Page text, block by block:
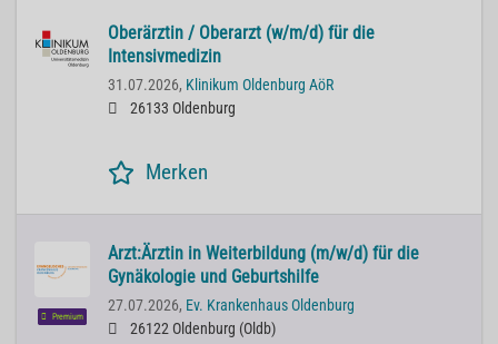
Oberärztin / Oberarzt (w/m/d) für die
Intensivmedizin
31.07.2026, Klinikum Oldenburg AöR
26133 Oldenburg
Merken
Premium
Arzt:Ärztin in Weiterbildung (m/w/d) für die
Gynäkologie und Geburtshilfe
27.07.2026, Ev. Krankenhaus Oldenburg
26122 Oldenburg (Oldb)